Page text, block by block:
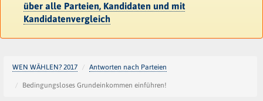
über alle Parteien, Kandidaten und mit
Kandidatenvergleich
WEN WÄHLEN? 2017 Antworten nach Parteien
Bedingungsloses Grundeinkommen einführen!